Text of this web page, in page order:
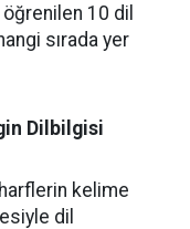
10 dil
sırada yer
Dilbilgisi
kelime
dil